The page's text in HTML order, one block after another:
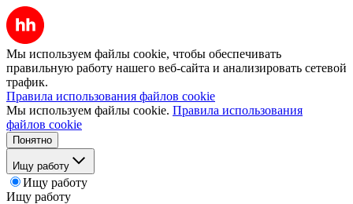
Мы используем файлы cookie, чтобы обеспечивать
правильную работу нашего веб-сайта и анализировать сетевой
трафик.
Правила использования файлов cookie
Мы используем файлы cookie. Правила использования
файлов cookie
Понятно
Ищу работу
Ищу работу
Ищу работу